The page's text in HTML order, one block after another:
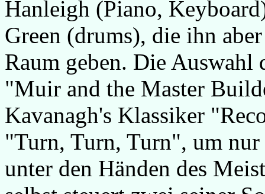
Hanleigh (Piano,
Green (drums), die ihn
Raum geben. Die Auswahl
"Muir and the Master
Kavanagh's Klassiker
"Turn, Turn, Turn", um nur
unter den Händen des